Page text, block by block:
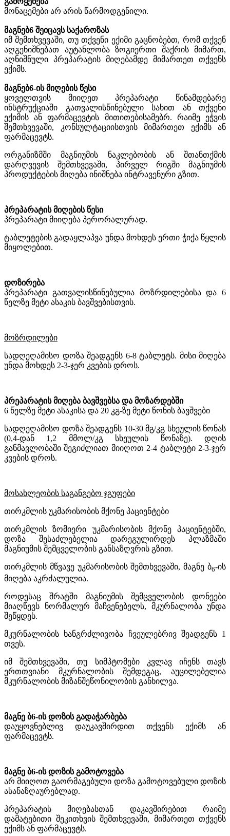
მონაცემები არ არის წარმოდგენილი.
მაგნებ6 შეიცავს საქაროზას
იმ შემთხვევაში, თუ თქვენი ექიმი გაცნობებთ, რომ თქვენ
აღგენიშნებათ აუტანლობა ზოგიერთი შაქრის მიმართ,
აღნიშნული პრეპარატის მიღებამდე მიმართეთ თქვენს
ექიმს.
მაგნებ6-ის მიღების წესი
ყოველთვის მიიღეთ პრეპარატი წინამდებარე
ინსტრუქციაში გათვალისწინებული სახით ან თქვენი
ექიმის ან ფარმაცევტის მითითებისამებრ. რაიმე ეჭვის
შემთხვევაში, კონსულტაციისთვის მიმართეთ ექიმს ან
ფარმაცევტს.
ორგანიზმში მაგნიუმის ნაკლებობის ან შთანთქმის
დარღვევის შემთხვევაში, პირველ რიგში მაგნიუმის
პროდუქტების მიღება ინიშნება ინტრავენური გზით.
პრეპარატის მიღების წესი
პრეპარატი მიიღება პერორალურად.
ტაბლეტების გადაყლაპვა უნდა მოხდეს ერთი ჭიქა წყლის
მიყოლებით.
დოზირება
პრეპარატი გათვალისწინებულია მოზრდილებისა და 6
წელზე მეტი ასაკის ბავშვებისთვის.
მოზრდილები
სადღეღამისო დოზა შეადგენს 6-8 ტაბლეტს. მისი მიღება
უნდა მოხდეს 2-3-ჯერ კვების დროს.
პრეპარატის მიღება ბავშვებსა და მოზარდებში
6 წელზე მეტი ასაკისა და 20 კგ-ზე მეტი წონის ბავშვები
სადღეღამისო დოზა შეადგენს 10-30 მგ/კგ სხეულის წონას
(0,4-დან 1,2
მმოლ/კგ სხეულის წონაზე). დღის
განმავლობაში შეგიძლიათ მიიღოთ 2-4 ტაბლეტი 2-3-ჯერ
კვების დროს.
მოსახლეობის საგანგებო ჯგუფები
თირკმლის უკმარისობის მქონე პაციენტები
თირკმლის ზომიერი უკმარისობის მქონე პაციენტებში,
დოზა შესაძლებელია დარეგულირდეს პლაზმაში
მაგნიუმის შემცველობის განსაზღვრის გზით.
თირკმლის მწვავე უკმარისობის შემთხვევაში, მაგნე ბ6-ის
მიღება აკრძალულია.
როდესაც შრატში მაგნიუმის შემცველობის დონეები
მიაღწევს ნორმალურ მაჩვენებელს, მკურნალობა უნდა
შეწყდეს.
მკურნალობის ხანგრძლივობა ჩვეულებრივ შეადგენს 1
თვეს.
იმ შემთხვევაში, თუ სიმპტომები კვლავ იჩენს თავს
ერთთვიანი
მკურნალობის შემდეგაც, აუცილებელია
მკურნალობის მიზანშეწონილობის განხილვა.
მაგნე ბ6-ის დოზის გადაჭარბება
დაუყოვნებლივ დაუკავშირდით თქვენს ექიმს ან
ფარმაცევტს.
მაგნე ბ6-ის დოზის გამოტოვება
არ მიიღოთ გაორმაგებული დოზა გამოტოვებული დოზის
ასანაზღაურებლად.
პრეპარატის მიღებასთან დაკავშირებით რაიმე
დამატებითი შეკითხვის შემთხვევაში, მიმართეთ თქვენს
ექიმს ან ფარმაცევტს.